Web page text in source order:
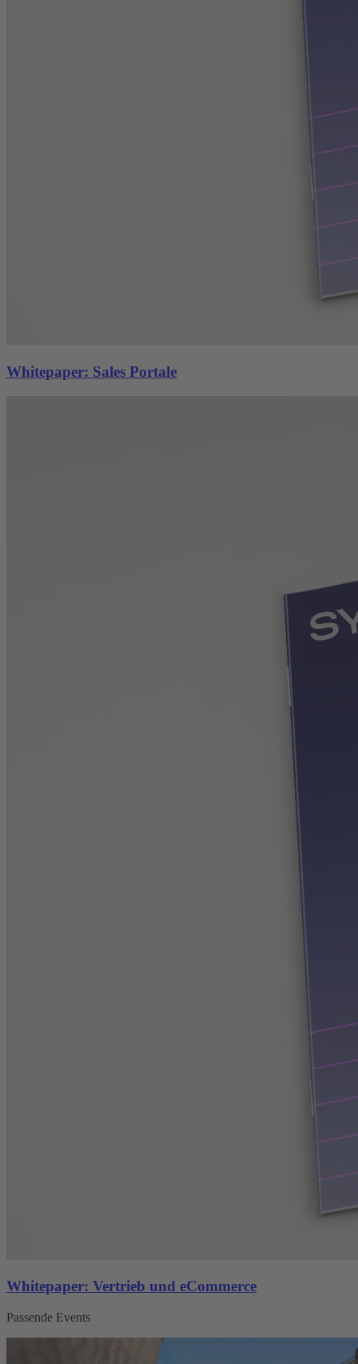
Whitepaper: Sales Portale
Whitepaper: Vertrieb und eCommerce
Passende Events